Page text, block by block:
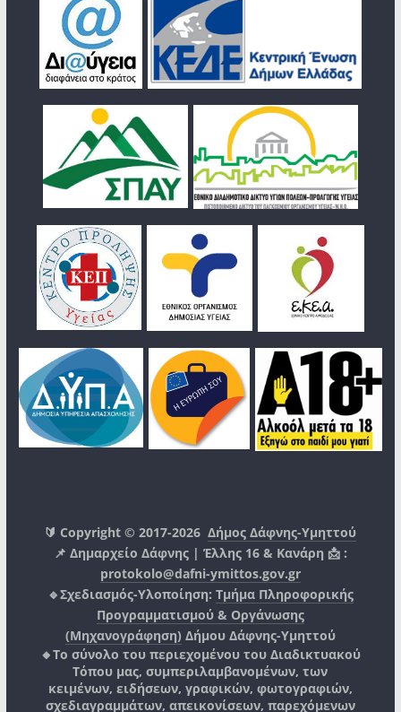
🔰 Copyright © 2017-2026Δήμος Δάφνης-Υμηττού
📌 Δημαρχείο Δάφνης | Έλλης 16 & Κανάρη 📩 :
protokolo@dafni-ymittos.gov.gr
🔹Σχεδιασμός-Υλοποίηση: Τμήμα Πληροφορικής
Προγραμματισμού & Οργάνωσης
(Μηχανογράφηση) Δήμου Δάφνης-Υμηττού
🔸Το σύνολο του περιεχομένου του Διαδικτυακού
Τόπου μας, συμπεριλαμβανομένων, των
κειμένων, ειδήσεων, γραφικών, φωτογραφιών,
σχεδιαγραμμάτων, απεικονίσεων, παρεχόμενων